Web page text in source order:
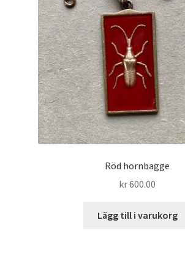
Röd hornbagge
kr600.00
Lägg till i varukorg